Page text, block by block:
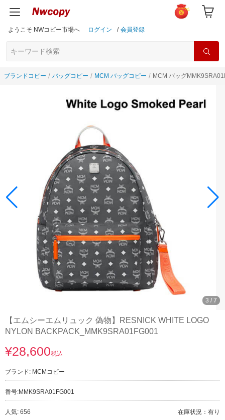
ようこそ NWコピー市場へ ログイン / 会員登録
ブランドコピー バッグコピー MCM バッグコピー MCM バッグ
3 / 7
【エムシーエムリュック 偽物】RESNICK WHITE LOGO
NYLON BACKPACK_MMK9SRA01FG001
¥28,600税込
ブランド: MCMコピー
番号:MMK9SRA01FG001
人気: 656 在庫状況：有り